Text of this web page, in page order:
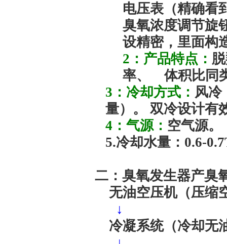
电压表（精确看
臭氧浓度调节旋
设精密，里面构
2：产品特点：
率、 体积比同
3：冷却方式： 风冷
量）。 双冷设计有
4：气源： 空气源。
5.冷却水量：0.6-
二：臭氧发生器产臭
无油空压机（压缩
↓
冷凝系统（冷却无